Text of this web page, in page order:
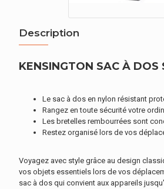
Description
KENSINGTON SAC À
Le sac à dos en nylon résistant
Rangez en toute sécurité votre
Les bretelles rembourrées sont
Restez organisé lors de vos
Voyagez avec style grâce au design
vos objets essentiels lors de vos
sac à dos qui convient aux appareils